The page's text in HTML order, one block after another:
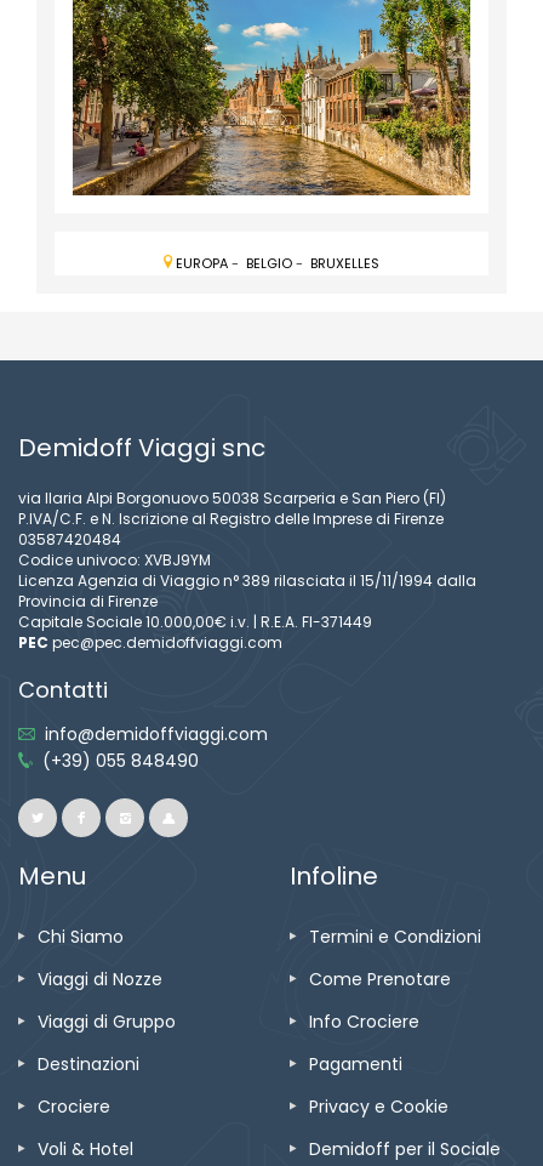
EUROPA- BELGIO- BRUXELLES
Demidoff Viaggi snc
via Ilaria Alpi Borgonuovo 50038 Scarperia e San Piero (FI)
P.IVA/C.F. e N. Iscrizione al Registro delle Imprese di Firenze
03587420484
Codice univoco: XVBJ9YM
Licenza Agenzia di Viaggio n° 389 rilasciata il 15/11/1994 dalla
Provincia di Firenze
Capitale Sociale 10.000,00€ i.v. | R.E.A. FI-371449
PEC pec@pec.demidoffviaggi.com
Contatti
info@demidoffviaggi.com
(+39) 055 848490
Menu
Chi Siamo
Viaggi di Nozze
Viaggi di Gruppo
Destinazioni
Crociere
Voli & Hotel
Infoline
Termini e Condizioni
Come Prenotare
Info Crociere
Pagamenti
Privacy e Cookie
Demidoff per il Sociale